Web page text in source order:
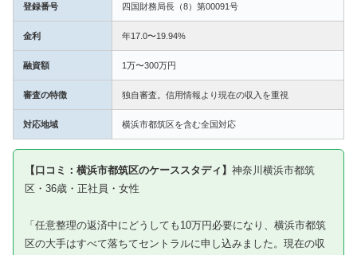
登録番号 四国財務局長（8）第00091号
金利 年17.0〜19.94%
融資額 1万〜300万円
審査の特徴 独自審査。信用情報より現在の収入を重視
対応地域 横浜市都筑区を含む全国対応
【口コミ：横浜市都筑区のケーススタディ】 神奈川横浜市都筑
区・36歳・正社員・女性
「任意整理の返済中にどうしても10万円必要になり、横浜市都筑
区の大手はすべて落ちてセントラルに申し込みました。現在の収